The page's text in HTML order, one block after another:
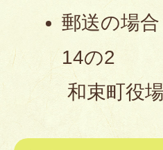
郵送の場
14の2
和束町役